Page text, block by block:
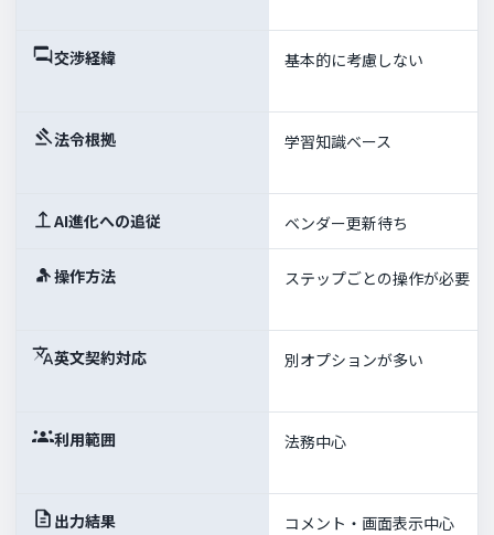
交渉経緯 基本的に考慮しない
法令根拠 学習知識ベース
AI進化への追従 ベンダー更新待ち
操作方法 ステップごとの操作が必要
英文契約対応 別オプションが多い
利用範囲 法務中心
出力結果 コメント・画面表示中心